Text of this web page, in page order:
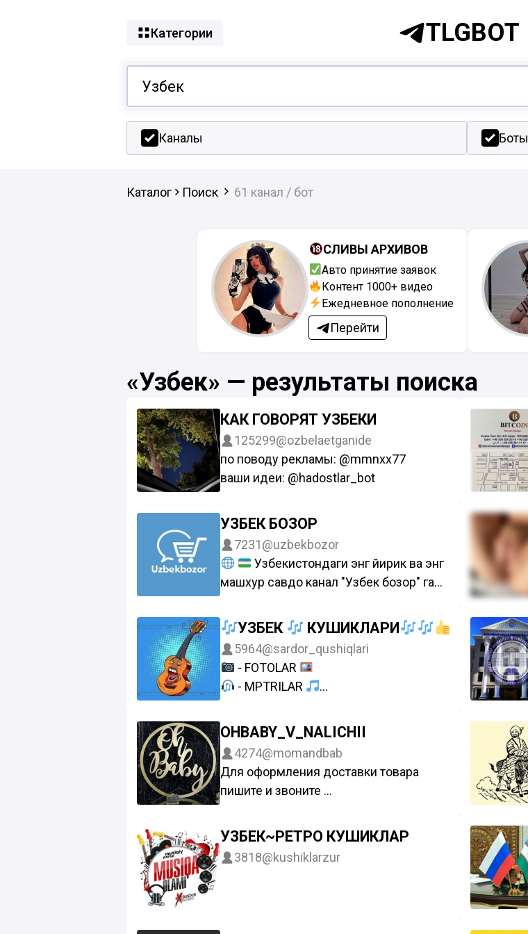
Категории TLGBOT
Каналы Боты
Каталог Поиск 61 канал / бот
СЛИВЫ АРХИВОВ
Авто принятие заявок
Контент 1000+ видео
Ежедневное пополнение
Перейти
«Узбек» — результаты поиска
КАК ГОВОРЯТ УЗБЕКИ
125299@ozbelaetganide
по поводу рекламы: @mmnxx77
ваши идеи: @hadostlar_bot
УЗБЕК БОЗОР
7231@uzbekbozor
Узбекистондаги энг йирик ва энг
машхур савдо канал "Узбек бозор" га
Телеграмда онлайн тарзда сотинг
Эълон ва реклама бепул @uzbekchlik
@uzbekchlik юборинг!
УЗБЕК КУШИКЛАРИ
5964@sardor_qushiqlari
- FOTOLAR
- MPTRILAR
- KONSERTLAR
- BERIB BORAMIZ
Eng Songi Yangilklar Bizda
@Utkirbek186
OHBABY_V_NALICHII
4274@momandbab
Для оформления доставки товара
пишите и звоните
гапира олади
@MomAndBab
УЗБЕК~РЕТРО КУШИКЛАР
3818@kushiklarzur